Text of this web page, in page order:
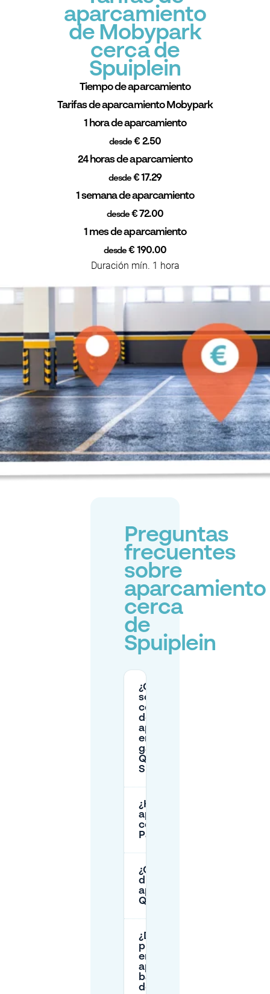
aparcamiento
de Mobypark
cerca de
Spuiplein
Tiempo de aparcamiento
Tarifas de aparcamiento Mobypark
1 hora de aparcamiento
desde € 2.50
24 horas de aparcamiento
desde€ 17.29
1 semana de aparcamiento
desde€ 72.00
1 mes de aparcamiento
desde € 190.00
Duración mín. 1 hora
Preguntas
frecuentes
sobre
aparcamiento
cerca
de
Spuiplein
¿Cuáles
son los
costes
de
aparcar
en el
garaje
Q-Park
Spui?
¿Hay un
aparcamiento
cerca de
Pathé Spui?
¿Cuál es la
dirección del
aparcamiento
Q-Park Spui?
¿Dónde
puedo
encontrar
aparcamiento
barato cerca
de Malieveld?